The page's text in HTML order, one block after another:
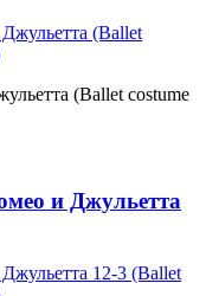
(Ballet costume
и Джульетта